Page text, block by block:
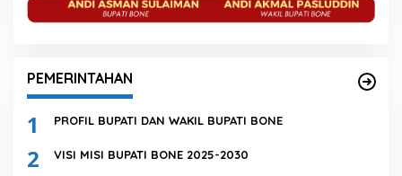
PEMERINTAHAN
1 PROFIL BUPATI DAN WAKIL BUPATI BONE
2 VISI MISI BUPATI BONE 2025-2030